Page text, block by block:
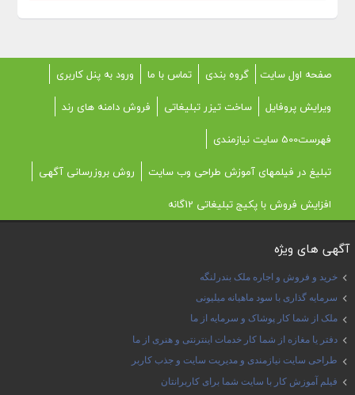
صفحه اول سایت گروه بندی تماس با ما
ورود به پنل کاربری
ویرایش پروفایل
ساخت تیزر تبلیغاتی
فروش دامنه های رند
فهرست500 سایت نیازمندی
تبلیغ در فیلمهای آموزش طراحی وب سایت
روش بروزرسانی آگهی
افزایش فروش با پکیج تبلیغاتی 12گانه
آگهی های ویژه
خرید و فروش و اجاره ملک بندرلنگه
سرمایه گذاری با سود ماهیانه میلیونی
ملک از شما کار پوشاک و سرمایه از ما
دفتر یا مغازه از شما کار خدمات اینترنتی و هنری از ما
طراحی سایت نیازمندی و مدیریت سایت و جذب کاربر
فیلم آموزش کار با سایت شما برای کاربرانتان